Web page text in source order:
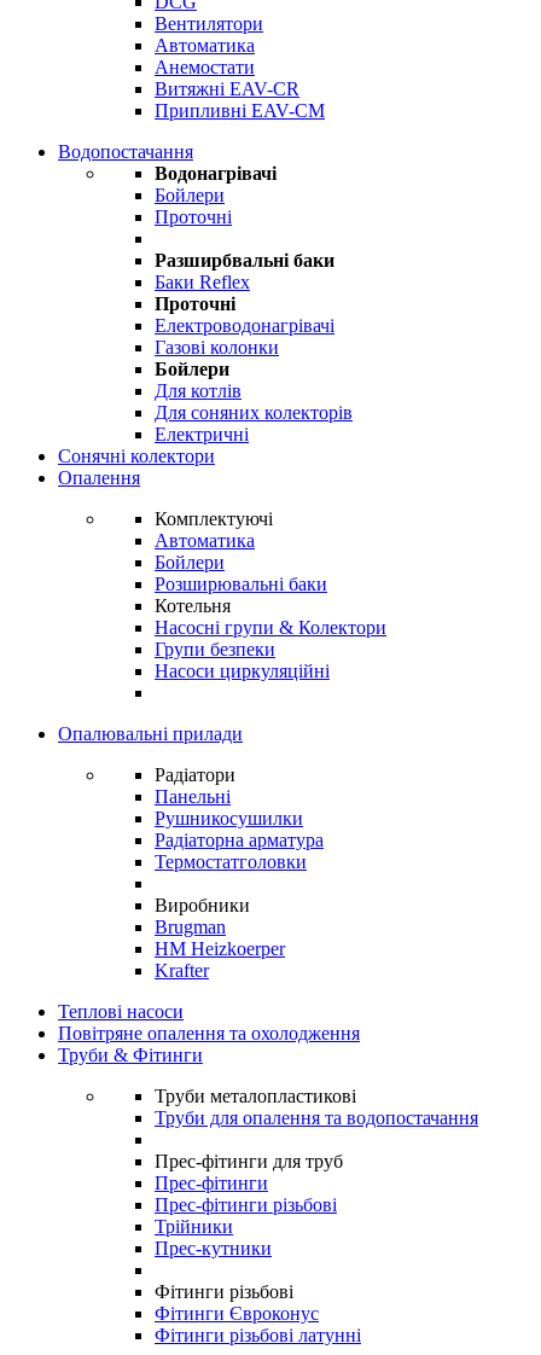
Вентилятори
Автоматика
Анемостати
Витяжні EAV-CR
Припливні EAV-CM
Водопостачання
Водонагрівачі
Бойлери
Проточні
Разширбвальні баки
Баки Reflex
Проточні
Електроводонагрівачі
Газові колонки
Бойлери
Для котлів
Для соняних колекторів
Електричні
Сонячні колектори
Опалення
Комплектуючі
Автоматика
Бойлери
Розширювальні баки
Котельня
Насосні групи & Колектори
Групи безпеки
Насоси циркуляційні
Опалювальні прилади
Радіатори
Панельні
Рушникосушилки
Радіаторна арматура
Термостатголовки
Виробники
Brugman
HM Heizkoerper
Krafter
Теплові насоси
Повітряне опалення та охолодження
Труби & Фітинги
Труби металопластикові
Труби для опалення та водопостачання
Прес-фітинги для труб
Прес-фітинги
Прес-фітинги різьбові
Трійники
Прес-кутники
Фітинги різьбові
Фітинги Євроконус
Фітинги різьбові латунні